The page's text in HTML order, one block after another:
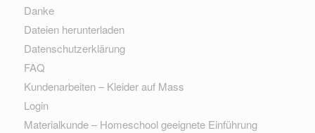
Danke
Dateien herunterladen
Datenschutzerklärung
FAQ
Kundenarbeiten – Kleider auf Mass
Login
Materialkunde – Homeschool geeignete Einführung